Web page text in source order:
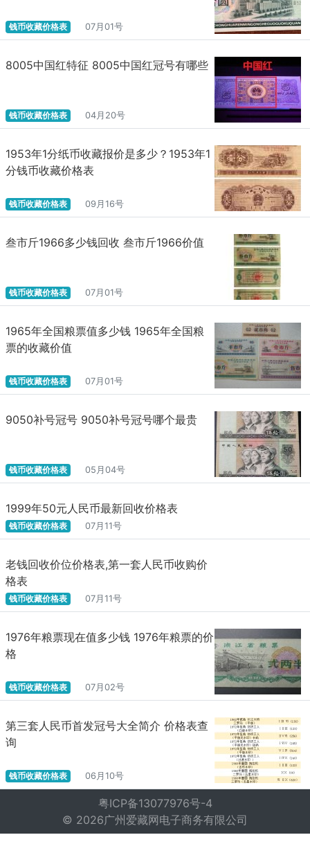
钱币收藏价格表 07月01号
8005中国红特征 8005中国红冠号有哪些
钱币收藏价格表 04月20号
​1953年1分纸币收藏报价是多少？1953年1
分钱币收藏价格表
钱币收藏价格表 09月16号
叁市斤1966多少钱回收 叁市斤1966价值
钱币收藏价格表 07月01号
1965年全国粮票值多少钱 1965年全国粮
票的收藏价值
钱币收藏价格表 07月01号
9050补号冠号 9050补号冠号哪个最贵
钱币收藏价格表 05月04号
1999年50元人民币最新回收价格表
钱币收藏价格表 07月11号
老钱回收价位价格表,第一套人民币收购价
格表
钱币收藏价格表 07月11号
1976年粮票现在值多少钱 1976年粮票的价
格
钱币收藏价格表 07月02号
第三套人民币首发冠号大全简介 价格表查
询
钱币收藏价格表 06月10号
粤ICP备13077976号-4
© 2026广州爱藏网电子商务有限公司